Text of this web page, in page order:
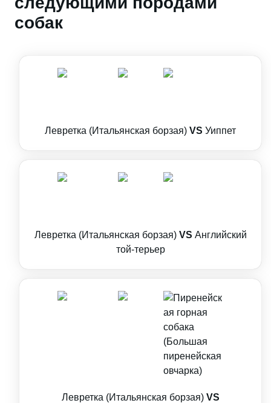
собак
Левретка (Итальянская борзая) VS Уиппет
Левретка (Итальянская борзая) VS Английский
той-терьер
Левретка (Итальянская борзая) VS